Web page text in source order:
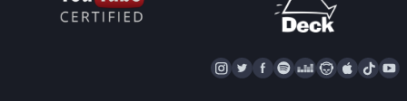
I
N
T
W
F
A
S
P
D
E
N
A
A
P
T